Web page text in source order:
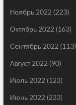
Ноябрь 2022 (223)
Октябрь 2022 (163)
Сентябрь 2022 (113)
Август 2022 (90)
Июль 2022 (123)
Июнь 2022 (233)